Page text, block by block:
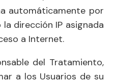
automáticamente por
dirección IP asignada
a Internet.
del Tratamiento,
a los Usuarios de su